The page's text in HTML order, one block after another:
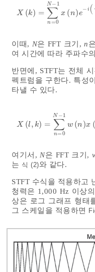
X (k) = ∑
n =0
N − 1
x (n)e
− i (
Xk = ∑n=0N -1
이때, N은 FFT 크기,n
여 시간에 따라 주파수
반면에, STFT는 전체
펙트럼을 구한다. 특성
타낼 수 있다.
X (l , k) = ∑
n=0
N −1
w (n )x
Xl,k =∑n= 0N-1
여기서,N은 FFT 크기,
는 식 (2)와 같다.
STFT 수식을 적용하고
청력은 1,000 Hz 이상
상은 로그 그래프 형태
그 스케일을 적용하면